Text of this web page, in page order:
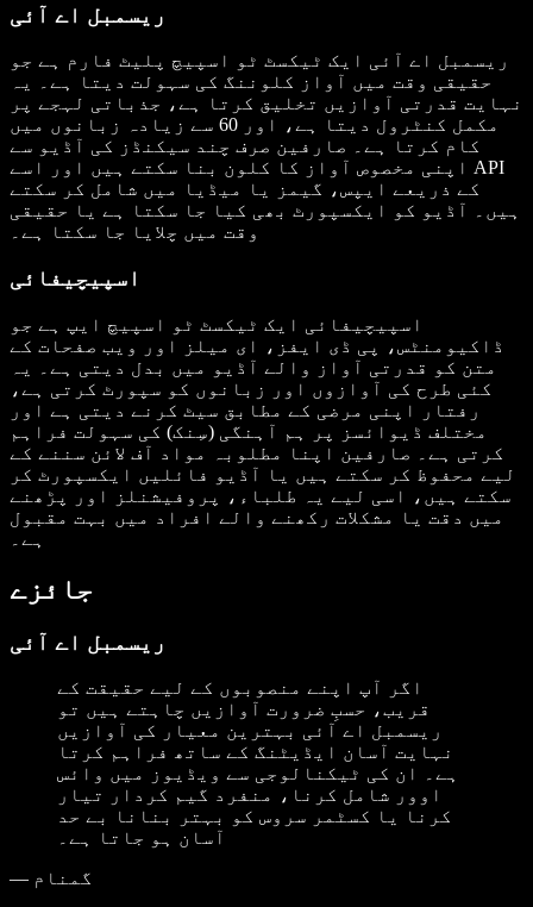
ریسمبل اے آئی
ریسمبل اے آئی ایک ٹیکسٹ ٹو اسپیچ پلیٹ فارم ہے جو
حقیقی وقت میں آواز کلوننگ کی سہولت دیتا ہے۔ یہ
نہایت قدرتی آوازیں تخلیق کرتا ہے، جذباتی لہجے پر
مکمل کنٹرول دیتا ہے، اور 60 سے زیادہ زبانوں میں
کام کرتا ہے۔ صارفین صرف چند سیکنڈز کی آڈیو سے
اپنی مخصوص آواز کا کلون بنا سکتے ہیں اور اسے API
کے ذریعے ایپس، گیمز یا میڈیا میں شامل کر سکتے
ہیں۔ آڈیو کو ایکسپورٹ بھی کیا جا سکتا ہے یا حقیقی
وقت میں چلایا جا سکتا ہے۔
اسپیچیفائی
اسپیچیفائی ایک ٹیکسٹ ٹو اسپیچ ایپ ہے جو
ڈاکیومنٹس، پی ڈی ایفز، ای میلز اور ویب صفحات کے
متن کو قدرتی آواز والے آڈیو میں بدل دیتی ہے۔ یہ
کئی طرح کی آوازوں اور زبانوں کو سپورٹ کرتی ہے،
رفتار اپنی مرضی کے مطابق سیٹ کرنے دیتی ہے اور
مختلف ڈیوائسز پر ہم آہنگی (سِنک) کی سہولت فراہم
کرتی ہے۔ صارفین اپنا مطلوبہ مواد آف لائن سننے کے
لیے محفوظ کر سکتے ہیں یا آڈیو فائلیں ایکسپورٹ کر
سکتے ہیں، اسی لیے یہ طلباء، پروفیشنلز اور پڑھنے
میں دقت یا مشکلات رکھنے والے افراد میں بہت مقبول
ہے۔
جائزے
ریسمبل اے آئی
اگر آپ اپنے منصوبوں کے لیے حقیقت کے
قریب، حسبِ ضرورت آوازیں چاہتے ہیں تو
ریسمبل اے آئی بہترین معیار کی آوازیں
نہایت آسان ایڈیٹنگ کے ساتھ فراہم کرتا
ہے۔ ان کی ٹیکنالوجی سے ویڈیوز میں وائس
اوور شامل کرنا، منفرد گیم کردار تیار
کرنا یا کسٹمر سروس کو بہتر بنانا بے حد
آسان ہو جاتا ہے۔
— گمنام